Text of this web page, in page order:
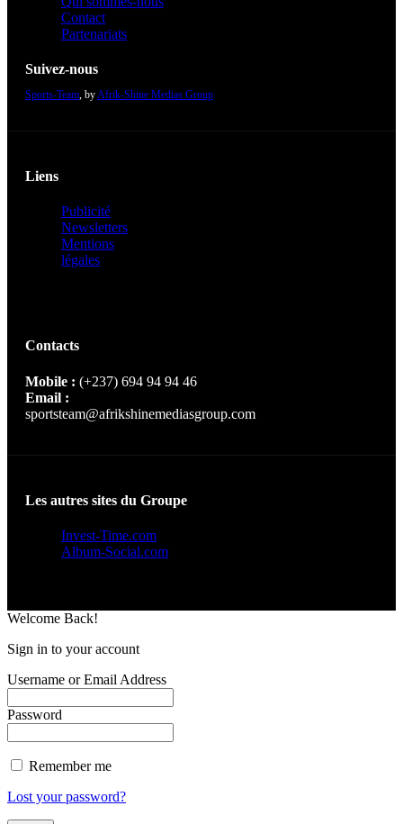
Contact
Partenariats
Suivez-nous
Sports-Team , by Afrik-Shine Medias Group
Liens
Publicité
Newsletters
Mentions
légales
Contacts
Mobile : (+237) 694 94 94 46
Email :
sportsteam@afrikshinemediasgroup.com
Les autres sites du Groupe
Invest-Time.com
Album-Social.com
Welcome Back!
Sign in to your account
Username or Email Address
Password
Remember me
Lost your password?